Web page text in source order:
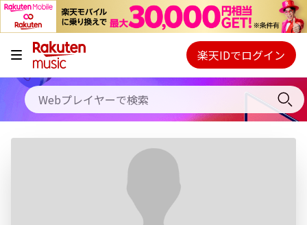
キャンペーン
料金プラン
使い方
Webプレイヤー
ご契約内容の確認・変更
楽天IDでログイン